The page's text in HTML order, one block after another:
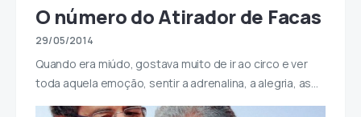
O número do Atirador de Facas
29/05/2014
Quando era miúdo, gostava muito de ir ao circo e ver
toda aquela emoção, sentir a adrenalina, a alegria, as…